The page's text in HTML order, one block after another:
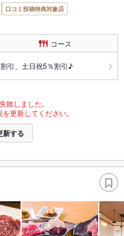
口コミ投稿特典対象店
コース
引、土日祝5％割引♪
敗しました。
更新してください。
新する